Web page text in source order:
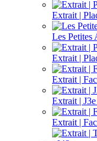
Extrait |
Les Petites
Extrait |
Extrait |
Extrait |
Extrait |